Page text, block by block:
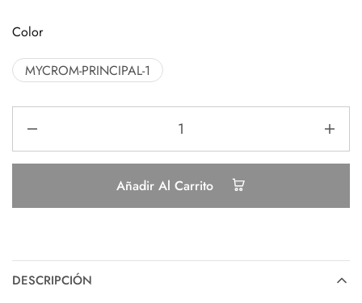
Color
MYCROM-PRINCIPAL-1
Añadir Al Carrito
DESCRIPCIÓN